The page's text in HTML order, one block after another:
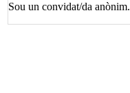
Sou un convidat/da anònim.